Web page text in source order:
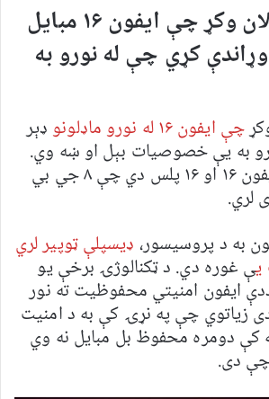
اپل کمپني اعلان وکړ چې ایفون ۱۶ مبایل
کړي چې له نورو به
چې ایفون ۱۶ له نورو ماډلونو ډېر
به یې خصوصیات بېل او ښه وي.
دغه نوي بڼه یې ایفون ۱۶ او ۱۶ پلس دي چې ۸ جي بي
به د پروسیسور، ډیسپلې ټوپیر لري
ې غوره دي. د ټکنالوژۍ برخې یو
ایفون امنیتي محفوظیت ته نور
زیاتوي چې په نړۍ کې به د امنیت
کې دومره محفوظ بل مبایل نه وي